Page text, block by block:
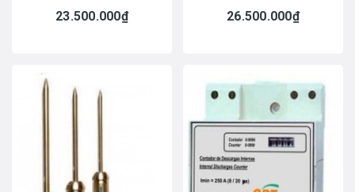
23.500.000₫ 26.500.000₫